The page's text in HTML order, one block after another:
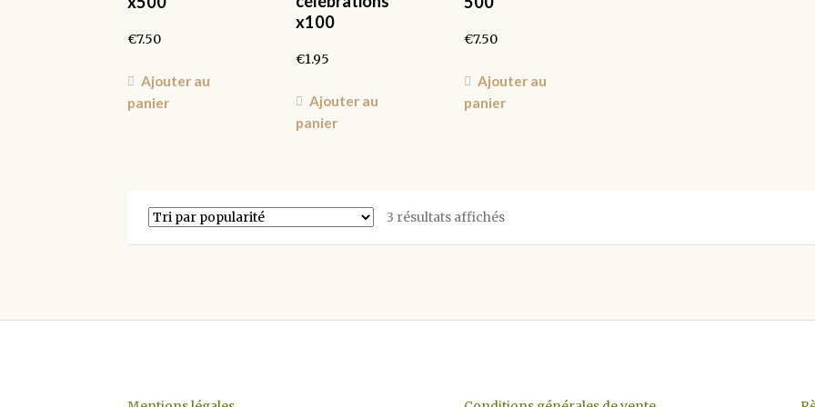
€7.50
Ajouter au
panier
x100
€1.95
Ajouter au
panier
€7.50
Ajouter au
panier
3 résultats affichésTrié